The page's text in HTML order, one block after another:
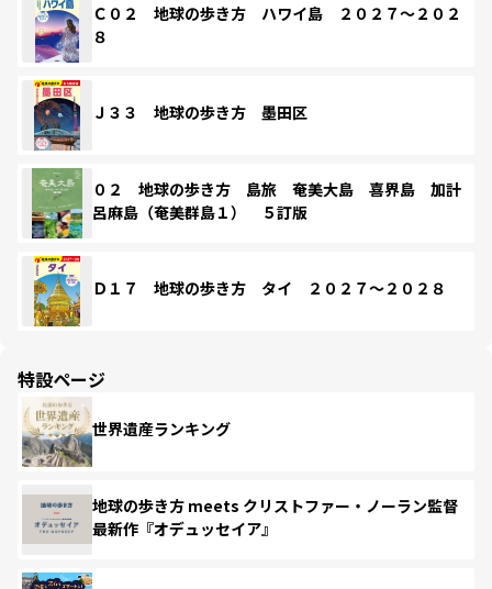
Ｃ０２ 地球の歩き方 ハワイ島 ２０２７～２０２
８
Ｊ３３ 地球の歩き方 墨田区
０２ 地球の歩き方 島旅 奄美大島 喜界島 加計
呂麻島（奄美群島１） ５訂版
Ｄ１７ 地球の歩き方 タイ ２０２７～２０２８
特設ページ
世界遺産ランキング
地球の歩き方 meets クリストファー・ノーラン監督
最新作『オデュッセイア』